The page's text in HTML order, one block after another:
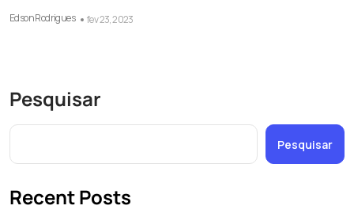
Edson Rodrigues fev 23, 2023
Pesquisar
Pesquisar
Recent Posts